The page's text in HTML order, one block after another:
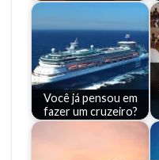
Você já pensou em
fazer um cruzeiro?